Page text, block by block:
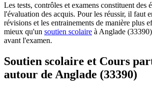
Les tests, contrôles et examens constituent des
l'évaluation des acquis. Pour les réussir, il faut
révisions et les entrainements de manière plus
mieux qu'un soutien scolaire à Anglade
avant l'examen.
Soutien scolaire et Cours
autour de Anglade (33390)